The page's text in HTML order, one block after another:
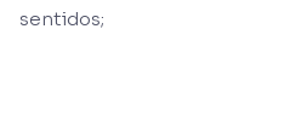
sentidos;